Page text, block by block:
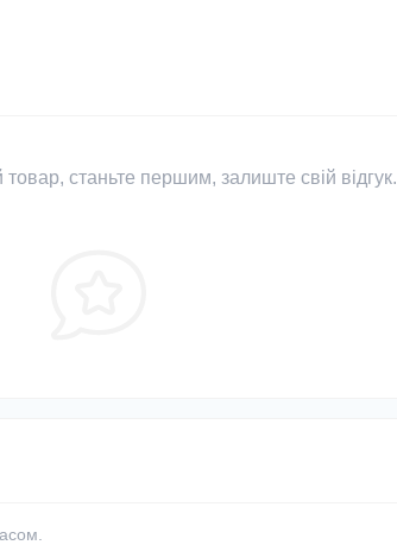
товар, станьте першим, залиште свій відгук.